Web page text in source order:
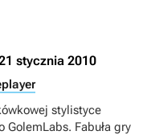
stycznia 2010
stylistyce
Fabuła gry